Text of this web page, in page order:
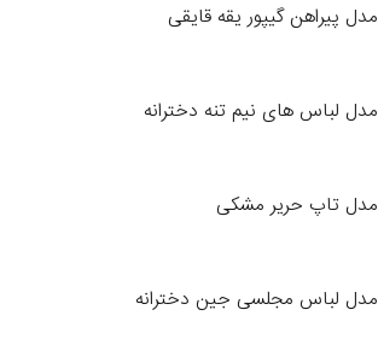
مدل پیراهن گیپور یقه قایقی
مدل لباس های نیم تنه دخترانه
مدل تاپ حریر مشکی
مدل لباس مجلسی جین دخترانه